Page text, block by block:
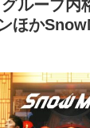
ループ内
ほか